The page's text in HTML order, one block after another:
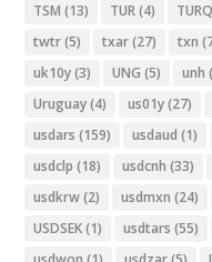
TSM (13) TUR(4)
twtr(5) txar(27) txn
uk10y(3) UNG (5) unh
Uruguay(4) us01y(27)
usdars (159) usdaud (1)
usdclp (18) usdcnh (33)
usdkrw(2) usdmxn (24)
USDSEK(1) usdtars (55)